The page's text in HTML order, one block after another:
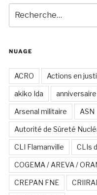
pour
:
NUAGE
ACRO Actions en
akiko Ida
Arsenal militaire ASN
Autorité de Sûreté
CLI Flamanville CLIs
COGEMA / AREVA /
CREPAN FNE